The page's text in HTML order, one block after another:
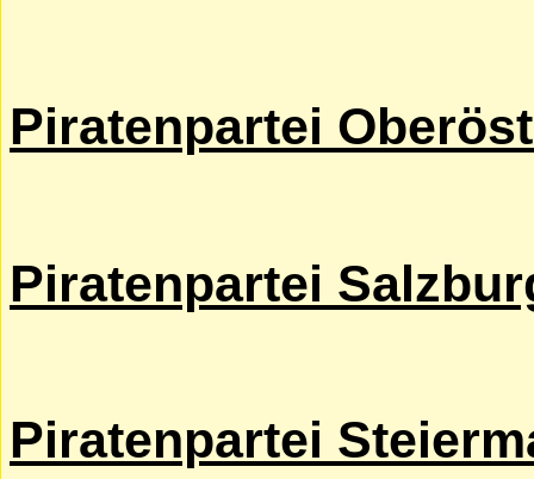
Piratenpartei
Piratenpartei
Piratenpartei